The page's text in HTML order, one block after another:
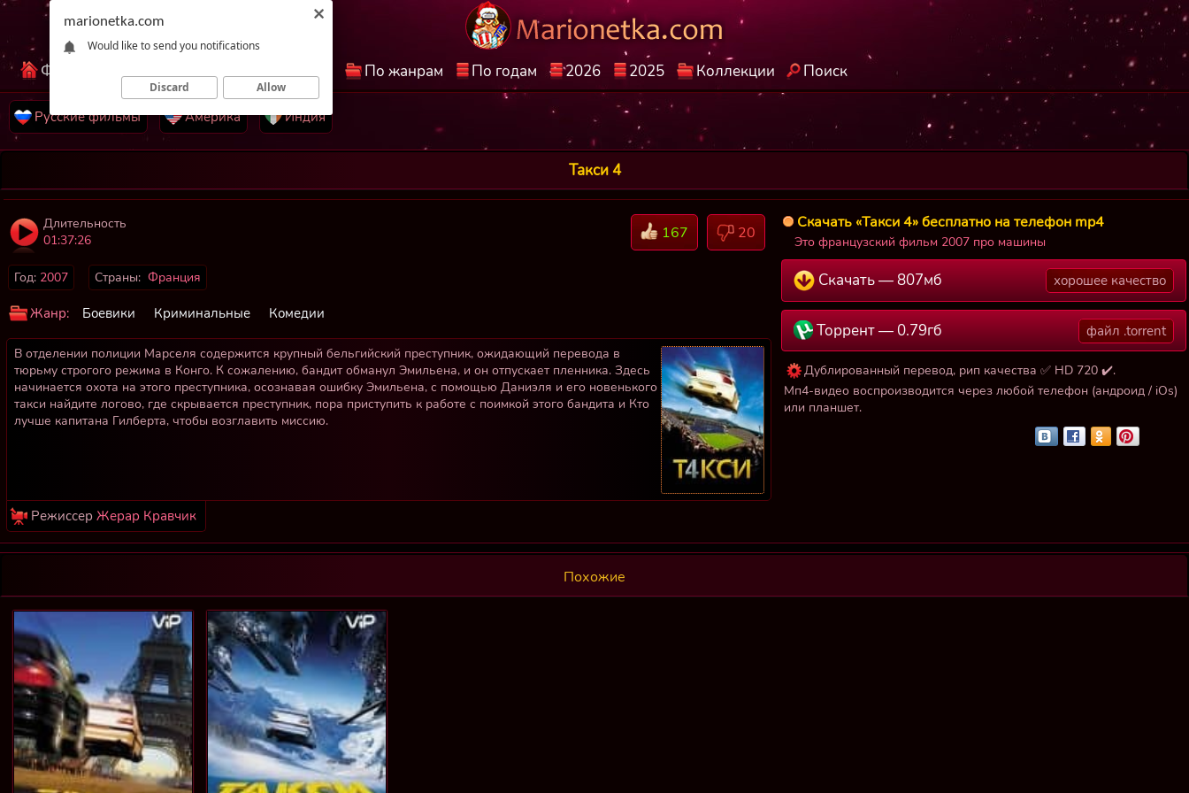
Фильмы КиноНетка Лучшие фильмы По жанрам По годам 2026 2025 Коллекции Поиск
Русские фильмы Америка Индия
Такси 4
Длительность
01:37:26
167 20
Год: 2007 Страны: Франция
Жанр: Боевики Криминальные Комедии
В отделении полиции Марселя содержится крупный бельгийский преступник, ожидающий перевода в
тюрьму строгого режима в Конго. К сожалению, бандит обманул Эмильена, и он отпускает пленника. Здесь
начинается охота на этого преступника, осознавая ошибку Эмильена, с помощью Даниэля и его новенького
такси найдите логово, где скрывается преступник, пора приступить к работе с поимкой этого бандита и Кто
лучше капитана Гилберта, чтобы возглавить миссию.
Режиссер Жерар Кравчик
Скачать «Такси 4» бесплатно на телефон mp4
Это французский фильм 2007 про машины
Скачать — 807мб хорошее качество
Торрент — 0.79гб файл .torrent
Дублированный перевод, рип качества ✅ HD 720 ✔️.
Мп4-видео воспроизводится через любой телефон (андроид / iOs)
или планшет.
Похожие
marionetka.com
Would like to send you notifications
Discard Allow